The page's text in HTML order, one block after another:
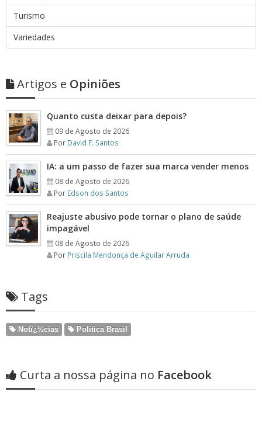
Turismo
Variedades
Artigos e Opiniões
Quanto custa deixar para depois?
09 de Agosto de 2026
Por David F. Santos
IA: a um passo de fazer sua marca vender menos
08 de Agosto de 2026
Por Edson dos Santos
Reajuste abusivo pode tornar o plano de saúde
impagável
08 de Agosto de 2026
Por Priscila Mendonça de Aguilar Arruda
Tags
Notï¿½cias Politica Brasil
Curta a nossa página no Facebook